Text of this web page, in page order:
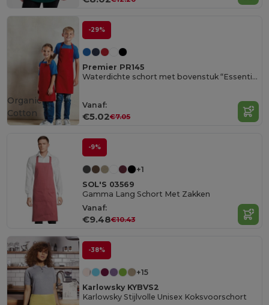
-29%
Premier PR145
Waterdichte schort met bovenstuk “Essential”
Vanaf:
€5.02€7.05
Organic
Cotton
-9%
+1
SOL'S 03569
Gamma Lang Schort Met Zakken
Vanaf:
€9.48€10.43
-38%
+15
Karlowsky KYBVS2
Karlowsky Stijlvolle Unisex Koksvoorschort